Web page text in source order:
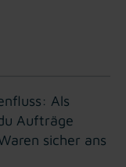
Als
Aufträge
sicher ans